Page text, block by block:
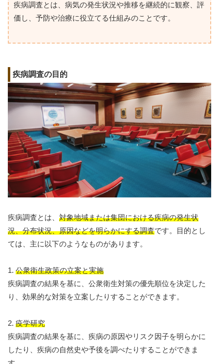
疾病調査とは、病気の発生状況や推移を継続的に観察、評
価し、予防や治療に役立てる仕組みのことです。
疾病調査の目的
疾病調査とは、 対象地域または集団における疾病の発生状
況、分布状況、原因などを明らかにする調査です。目的とし
ては、主に以下のようなものがあります。
1. 公衆衛生政策の立案と実施
疾病調査の結果を基に、公衆衛生対策の優先順位を決定した
り、効果的な対策を立案したりすることができます。
2. 疫学研究
疾病調査の結果を基に、疾病の原因やリスク因子を明らかに
したり、疾病の自然史や予後を調べたりすることができま